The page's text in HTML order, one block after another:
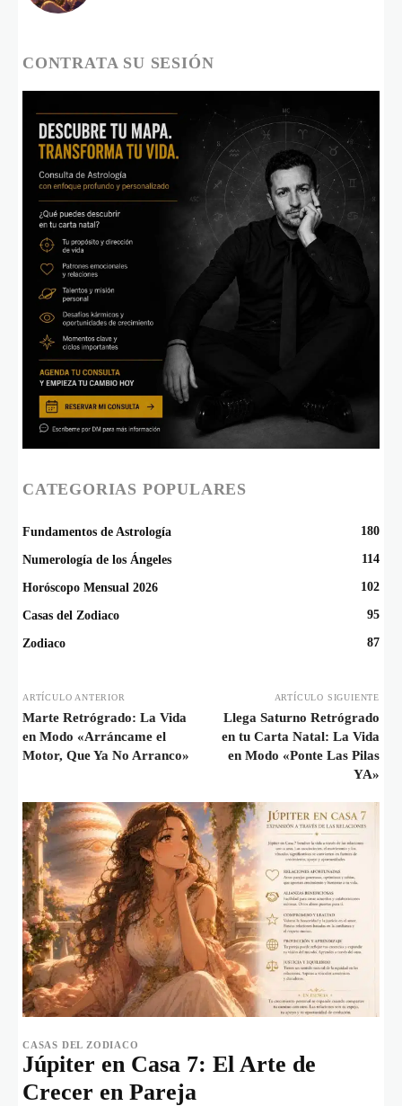
CONTRATA SU SESIÓN
CATEGORIAS POPULARES
Fundamentos de Astrología 180
Numerología de los Ángeles 114
Horóscopo Mensual 2026 102
Casas del Zodiaco 95
Zodiaco 87
ARTÍCULO ANTERIOR
Marte Retrógrado: La Vida
en Modo «Arráncame el
Motor, Que Ya No Arranco»
ARTÍCULO SIGUIENTE
Llega Saturno Retrógrado
en tu Carta Natal: La Vida
en Modo «Ponte Las Pilas
YA»
CASAS DEL ZODIACO
Júpiter en Casa 7: El Arte de
Crecer en Pareja